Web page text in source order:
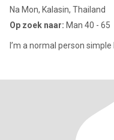
Na Mon, Kalasin, Thailand
Op zoek naar: Man 40 - 65
I’m a normal person